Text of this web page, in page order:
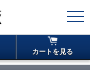
カートを見る